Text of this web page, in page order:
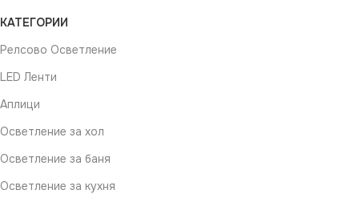
КАТЕГОРИИ
Релсово Осветление
LED Ленти
Аплици
Осветление за хол
Осветление за баня
Осветление за кухня